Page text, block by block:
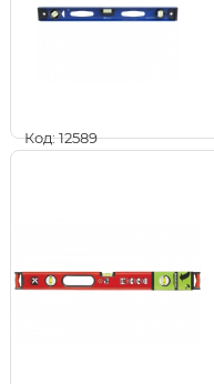
Код: 12589